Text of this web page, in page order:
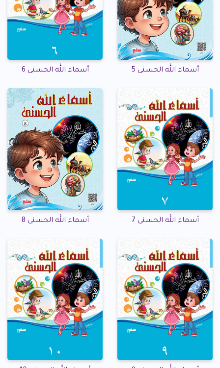
أسماء الله الحسنى 5 أسماء الله الحسنى 6
أسماء الله الحسنى 7 أسماء الله الحسنى 8